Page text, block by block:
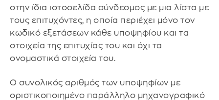
στην ίδια ιστοσελίδα σύνδεσμος με μια λίστα με
τους επιτυχόντες, η οποία περιέχει μόνο τον
κωδικό εξετάσεων κάθε υποψηφίου και τα
στοιχεία της επιτυχίας του και όχι τα
ονομαστικά στοιχεία του.
O συνολικός αριθμός των υποψηφίων με
οριστικοποιημένο παράλληλο μηχανογραφικό